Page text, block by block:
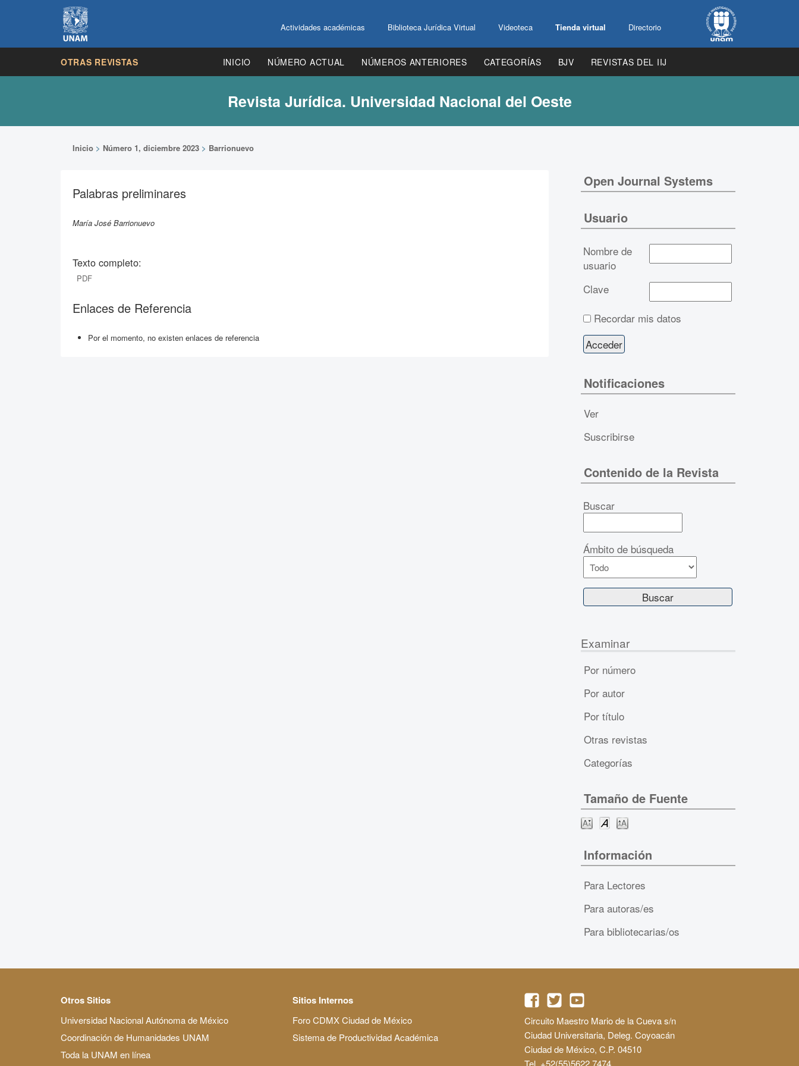
Actividades académicas Biblioteca Jurídica Virtual Videoteca Tienda virtual Directorio
OTRAS REVISTAS INICIO NÚMERO ACTUAL NÚMEROS ANTERIORES CATEGORÍAS BJV REVISTAS DEL IIJ
Revista Jurídica. Universidad Nacional del Oeste
Inicio > Número 1, diciembre 2023 > Barrionuevo
Palabras preliminares
María José Barrionuevo
Texto completo:
PDF
Enlaces de Referencia
Por el momento, no existen enlaces de referencia
Open Journal Systems
Usuario
Nombre de
usuario
Clave
Recordar mis datos
Notificaciones
Ver
Suscribirse
Contenido de la Revista
Buscar
Ámbito de búsqueda
Examinar
Por número
Por autor
Por título
Otras revistas
Categorías
Tamaño de Fuente
Información
Para Lectores
Para autoras/es
Para bibliotecarias/os
Otros Sitios
Universidad Nacional Autónoma de México
Coordinación de Humanidades UNAM
Toda la UNAM en línea
Sitios Internos
Foro CDMX Ciudad de México
Sistema de Productividad Académica
Circuito Maestro Mario de la Cueva s/n
Ciudad Universitaria, Deleg. Coyoacán
Ciudad de México, C.P. 04510
Tel. +52(55)5622 7474